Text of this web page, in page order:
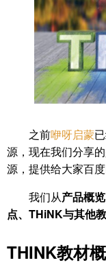
之前咿呀启蒙
源，现在我们分享
源，提供给大家百度
我们从产品概
点、THiNK与其他
THINK教材